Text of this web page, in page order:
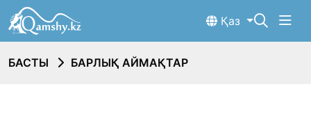
Қаз
БАСТЫ БАРЛЫҚ АЙМАҚТАР